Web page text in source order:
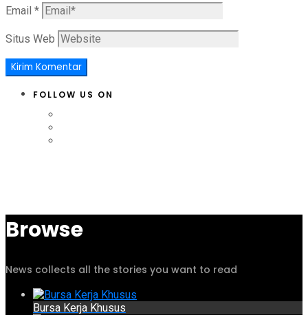
Email *
Situs Web
FOLLOW US ON
Browse
News collects all the stories you want to read
Bursa Kerja Khusus